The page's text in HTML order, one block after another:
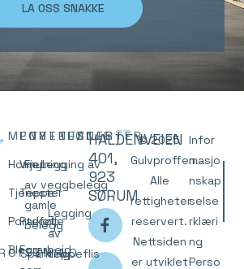
LA OSS SNAKKE
HALDENVEIEN
401,
923
SØRUM
MENY
Home
Tjenester
Portefølje
Blogg
PORTEFØLJE
Vinyl
Teppe
Parkett
Forarbeid
TJENESTER
Fjerning
av
gamle
belegg
Sparkling
TJENESTER
Legging av
veggbelegg
Legging
av
teppeflis
© 2025
Gulvproffen.
Alle
rettigheter
reservert.
Nettsiden
er utviklet
Infor
masjo
nskap
selse
rklæri
ng
Perso